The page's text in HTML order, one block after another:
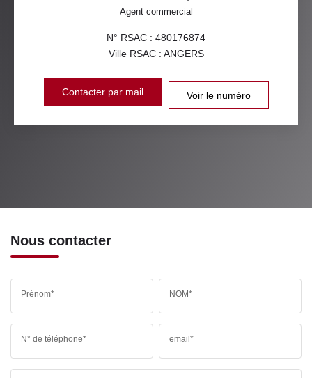
Agent commercial
N° RSAC : 480176874
Ville RSAC : ANGERS
Contacter par mail Voir le numéro
Nous contacter
Prénom* NOM*
N° de téléphone* email*